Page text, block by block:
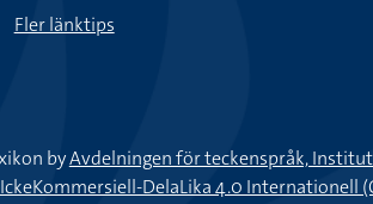
Fler länktips
byAvdelningen för teckenspråk,
DelaLika 4.0 Internationell